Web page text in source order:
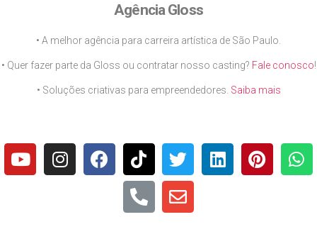
Agência Gloss
• A melhor agência para carreira artística de São Paulo.
• Quer fazer parte da Gloss ou contratar nosso casting? Fale conosco!
• Soluções criativas para empreendedores. Saiba mais